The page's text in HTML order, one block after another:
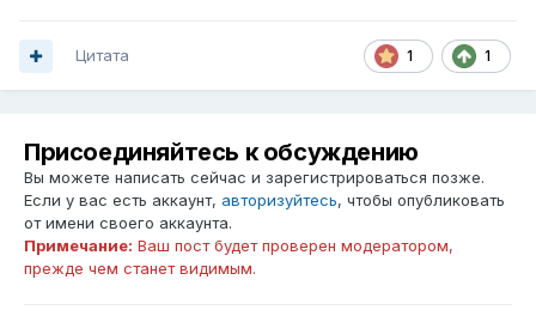
1 1
Цитата
Присоединяйтесь к обсуждению
Вы можете написать сейчас и зарегистрироваться позже.
Если у вас есть аккаунт, авторизуйтесь, чтобы опубликовать
от имени своего аккаунта.
Примечание: Ваш пост будет проверен модератором,
прежде чем станет видимым.